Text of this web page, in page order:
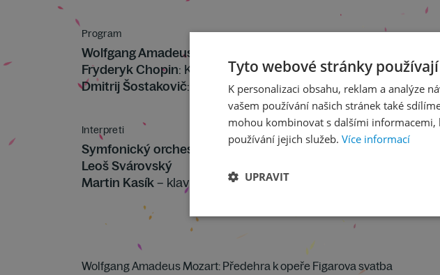
Program
Wolfgang Amadeus Mozart
Fryderyk Chopin: Koncert pro klavír a orchestr č. 2 f moll op. 21
Dmitrij Šostakovič: Symfonie č. 15 A dur op. 141
Interpreti
Symfonický orchestr Českého rozhlasu
Leoš Svárovský
Martin Kasík– klavír
Wolfgang Amadeus Mozart: Předehra k opeře Figarova svatba
Tyto webové stránky
K personalizaci obsahu, reklam a analýze
vašem používání našich stránek také
mohou kombinovat s dalšími
používání jejich služeb. Více informací
UPRAVIT